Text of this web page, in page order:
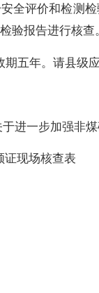
全评价和检测
验报告进行核
五年。请县级
进一步加强非
现场核查表